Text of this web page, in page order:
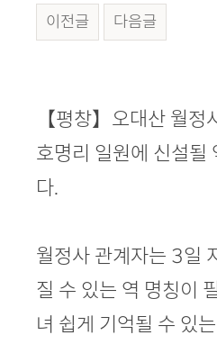
이전글 다음글
【평창】오대산 월
호명리 일원에 신설
다.
월정사 관계자는 3일
질 수 있는 역 명칭이
녀 쉽게 기억될 수 있